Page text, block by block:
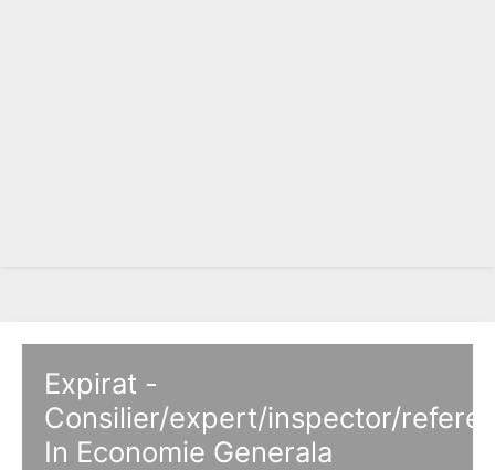
Expirat -
Consilier/expert/inspector/
In Economie Generala